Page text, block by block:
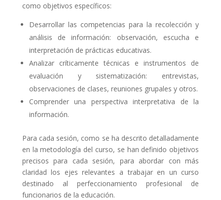
como objetivos específicos:
Desarrollar las competencias para la recolección y
análisis de información: observación, escucha e
interpretación de prácticas educativas.
Analizar críticamente técnicas e instrumentos de
evaluación y sistematización: entrevistas,
observaciones de clases, reuniones grupales y otros.
Comprender una perspectiva interpretativa de la
información.
Para cada sesión, como se ha descrito detalladamente
en la metodología del curso, se han definido objetivos
precisos para cada sesión, para abordar con más
claridad los ejes relevantes a trabajar en un curso
destinado al perfeccionamiento profesional de
funcionarios de la educación.